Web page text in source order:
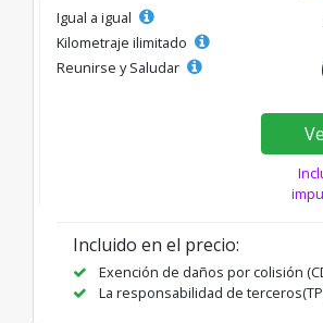
Igual a igual
Kilometraje ilimitado
Reunirse y Saludar
Incluido en el precio:
Exención de daños por colisión
La responsabilidad de